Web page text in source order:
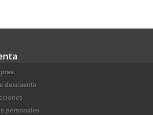
descuento
personales